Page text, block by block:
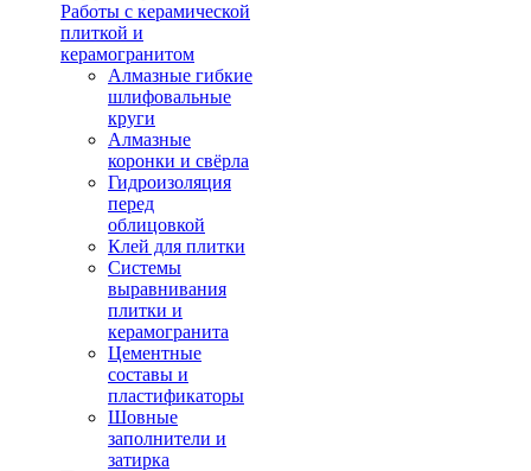
Работы с керамической
плиткой и
керамогранитом
Алмазные гибкие
шлифовальные
круги
Алмазные
коронки и свёрла
Гидроизоляция
перед
облицовкой
Клей для плитки
Системы
выравнивания
плитки и
керамогранита
Цементные
составы и
пластификаторы
Шовные
заполнители и
затирка